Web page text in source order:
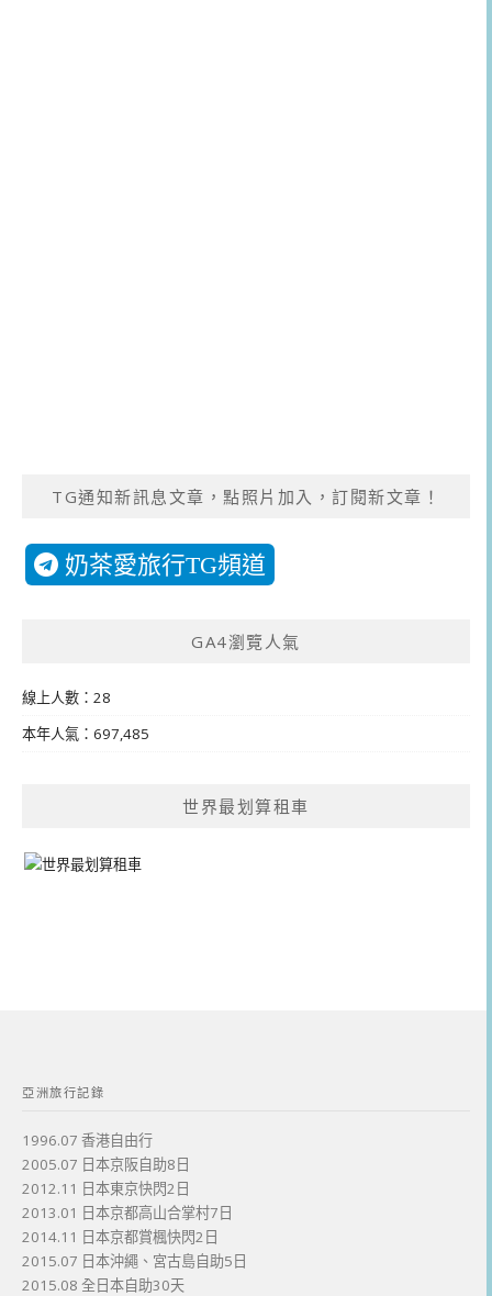
TG通知新訊息文章，點照片加入，訂閱新文章！
奶茶愛旅行TG頻道
GA4瀏覽人氣
線上人數：28
本年人氣：697,485
世界最划算租車
亞洲旅行記錄
1996.07 香港自由行
2005.07 日本京阪自助8日
2012.11 日本東京快閃2日
2013.01 日本京都高山合掌村7日
2014.11 日本京都賞楓快閃2日
2015.07 日本沖繩、宮古島自助5日
2015.08 全日本自助30天